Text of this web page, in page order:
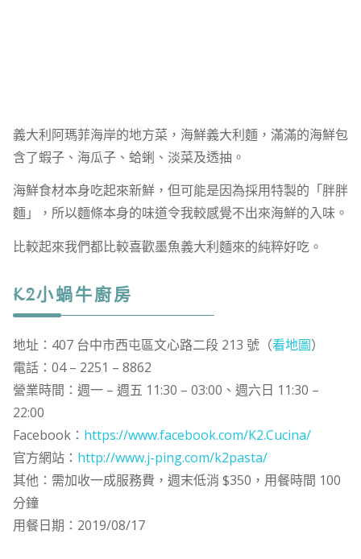
義大利阿瑪菲海岸的地方菜，海鮮義大利麵，滿滿的海鮮包
含了蝦子、海瓜子、蛤蜊、淡菜及透抽。
海鮮食材本身吃起來新鮮，但可能是因為採用特製的「胖胖
麵」，所以麵條本身的味道令我較感覺不出來海鮮的入味。
比較起來我們都比較喜歡墨魚義大利麵來的純粹好吃。
K2小蝸牛廚房
地址：407 台中市西屯區文心路二段 213 號（看地圖）
電話：04 – 2251 – 8862
營業時間：週一 – 週五 11:30 – 03:00、週六日 11:30 –
22:00
Facebook： https://www.facebook.com/K2.Cucina/
官方網站： http://www.j-ping.com/k2pasta/
其他：需加收一成服務費，週末低消 $350，用餐時間 100
分鐘
用餐日期：2019/08/17